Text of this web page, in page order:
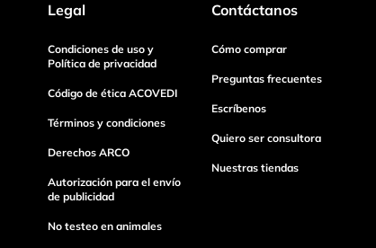
Legal
Condiciones de uso y
Política de privacidad
Código de ética ACOVEDI
Términos y condiciones
Derechos ARCO
Autorización para el envío
de publicidad
No testeo en animales
Contáctanos
Cómo comprar
Preguntas frecuentes
Escríbenos
Quiero ser consultora
Nuestras tiendas